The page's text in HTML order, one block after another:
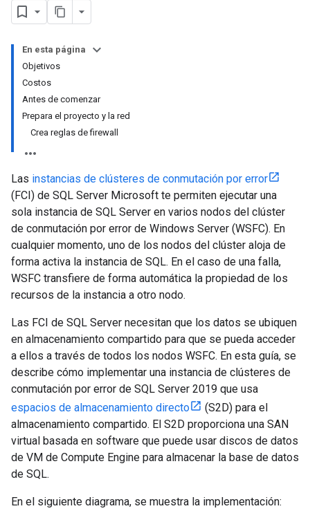
En esta página
Objetivos
Costos
Antes de comenzar
Prepara el proyecto y la red
Crea reglas de firewall
Las instancias de clústeres de conmutación por error
(FCI) de SQL Server Microsoft te permiten ejecutar una
sola instancia de SQL Server en varios nodos del clúster
de conmutación por error de Windows Server (WSFC). En
cualquier momento, uno de los nodos del clúster aloja de
forma activa la instancia de SQL. En el caso de una falla,
WSFC transfiere de forma automática la propiedad de los
recursos de la instancia a otro nodo.
Las FCI de SQL Server necesitan que los datos se ubiquen
en almacenamiento compartido para que se pueda acceder
a ellos a través de todos los nodos WSFC. En esta guía, se
describe cómo implementar una instancia de clústeres de
conmutación por error de SQL Server 2019 que usa
espacios de almacenamiento directo
(S2D) para el
almacenamiento compartido. El S2D proporciona una SAN
virtual basada en software que puede usar discos de datos
de VM de Compute Engine para almacenar la base de datos
de SQL.
En el siguiente diagrama, se muestra la implementación: